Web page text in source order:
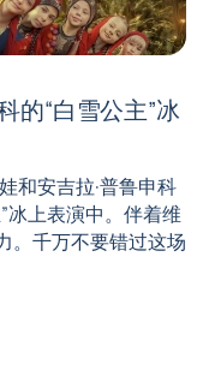
的“白雪公主”冰
和安吉拉·普鲁申科
冰上表演中。伴着维
。千万不要错过这场